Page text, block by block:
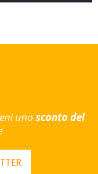
uno sconto del